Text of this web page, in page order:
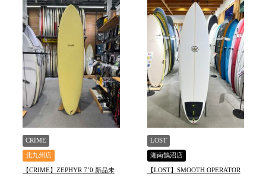
CRIME
北九州店
【CRIME】ZEPHYR 7’0 新品未
LOST
湘南鵠沼店
【LOST】SMOOTH OPERATOR